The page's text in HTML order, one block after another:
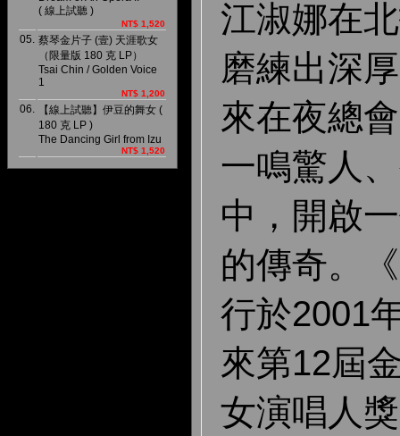
( 線上試聽 )
NT$ 1,520
05. 蔡琴金片子 (壹) 天涯歌女
（限量版 180 克 LP）
Tsai Chin / Golden Voice
1
NT$ 1,200
06.
【線上試聽】伊豆的舞女 (
180 克 LP )
The Dancing Girl from Izu
NT$ 1,520
江淑娜在
磨練出深
來在夜總
一鳴驚人
中，開啟
的傳奇。
行於2001
來第12屆
女演唱人